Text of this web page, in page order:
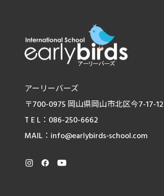
アーリーバーズ
〒700-0975 岡山県岡山市北区今7-17-12
T E L：086-250-6662
MAIL：info@earlybirds-school.com